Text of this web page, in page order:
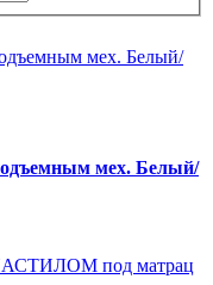
мех. Белый/